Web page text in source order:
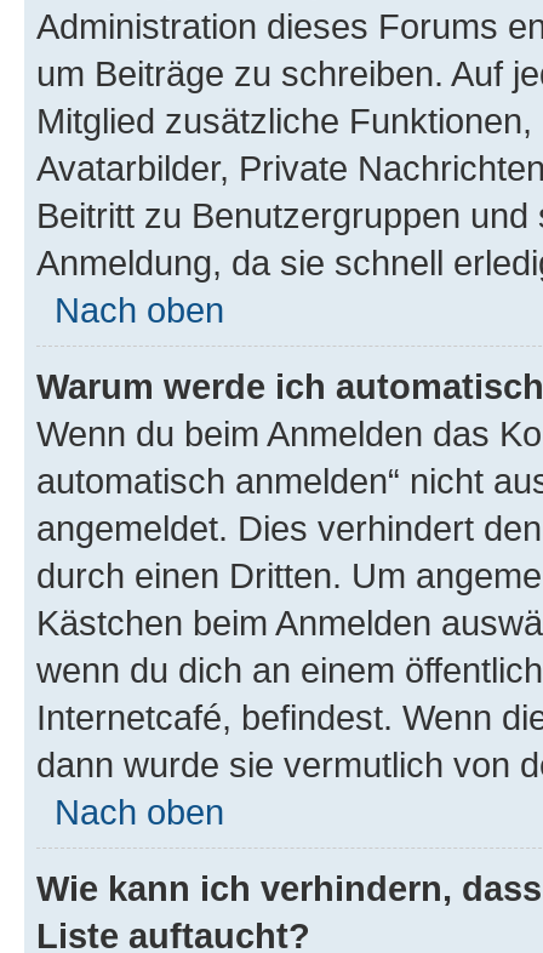
Administration dieses Forums
um Beiträge zu schreiben. Auf
Mitglied zusätzliche
Avatarbilder, Private
Beitritt zu Benutzergruppen
Anmeldung, da sie schnell
Nach oben
Warum werde ich
Wenn du beim Anmelden das
automatisch anmelden“ nicht
angemeldet. Dies verhindert
durch einen Dritten. Um
Kästchen beim Anmelden
wenn du dich an einem
Internetcafé, befindest. Wenn
dann wurde sie vermutlich von
Nach oben
Wie kann ich verhindern,
Liste auftaucht?